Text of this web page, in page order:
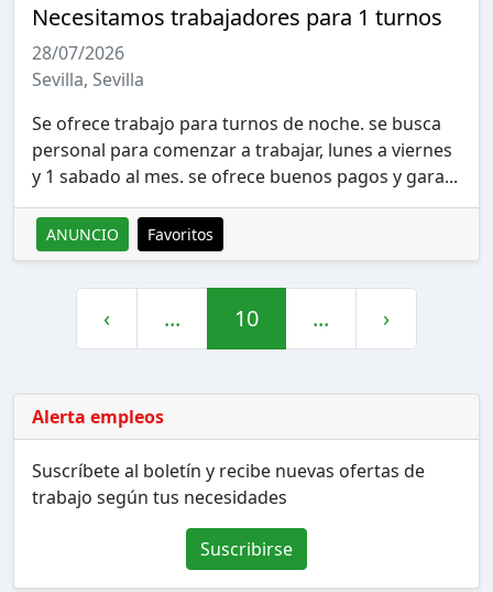
Necesitamos trabajadores para 1 turnos
28/07/2026
Sevilla, Sevilla
Se ofrece trabajo para turnos de noche. se busca
personal para comenzar a trabajar, lunes a viernes
y 1 sabado al mes. se ofrece buenos pagos y gara...
ANUNCIO Favoritos
‹ ... 10 ... ›
Alerta empleos
Suscríbete al boletín y recibe nuevas ofertas de
trabajo según tus necesidades
Suscribirse